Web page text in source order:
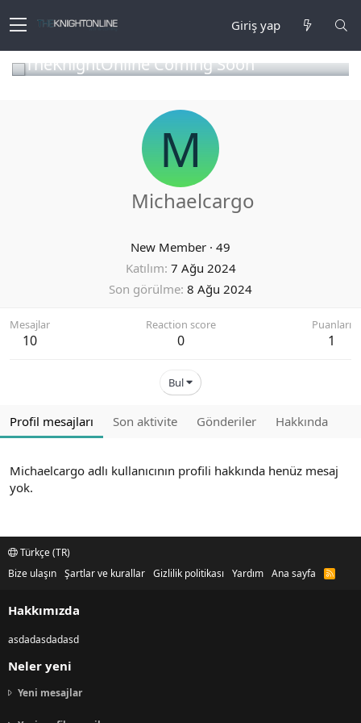
Giriş yap
TheKnightOnline Coming Soon
M
Michaelcargo
New Member · 49
Katılım 7 Ağu 2024
Son görülme 8 Ağu 2024
Mesajlar
10
Reaction score
0
Puanları
1
Bul
Profil mesajları Son aktivite Gönderiler Hakkında
Michaelcargo adlı kullanıcının profili hakkında henüz mesaj
yok.
Türkçe (TR)
Bize ulaşın Şartlar ve kurallar Gizlilik politikası Yardım Ana sayfa
R
Hakkımızda
asdadasdadasd
Neler yeni
Yeni mesajlar